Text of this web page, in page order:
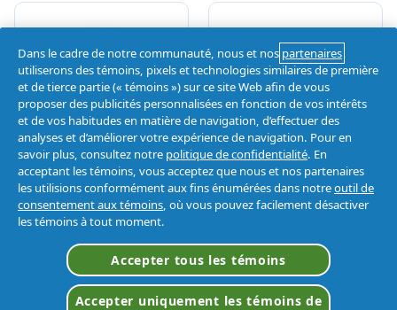
VOIR TOUTES LES
MARQUES
Page D'accueil / Marques / Nettoyant Pour Congélateurs
Dans le cadre de notre communauté, nous et nos partenaires
utiliserons des témoins, pixels et technologies similaires de première
et de tierce partie (« témoins ») sur ce site Web afin de vous
proposer des publicités personnalisées en fonction de vos intérêts
et de vos habitudes en matière de navigation, d’effectuer des
analyses et d’améliorer votre expérience de navigation. Pour en
savoir plus, consultez notre politique de confidentialité. En
acceptant les témoins, vous acceptez que nous et nos partenaires
les utilisions conformément aux fins énumérées dans notreoutil de
consentement aux témoins, où vous pouvez facilement désactiver
les témoins à tout moment.
Accepter tous les témoins
Accepter uniquement les témoins de